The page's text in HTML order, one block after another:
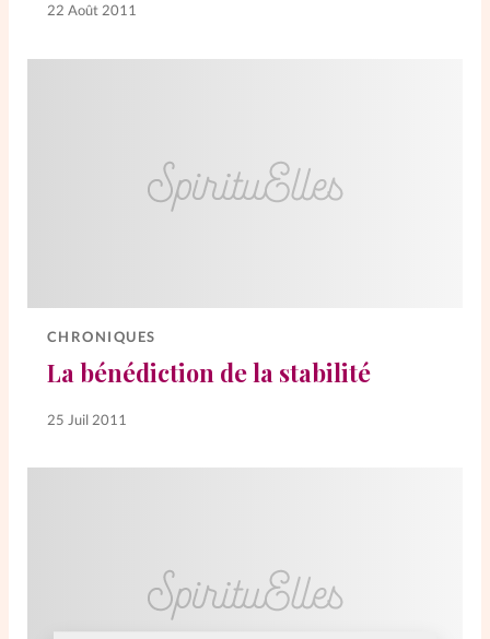
22 Août 2011
CHRONIQUES
La bénédiction de la stabilité
25 Juil 2011